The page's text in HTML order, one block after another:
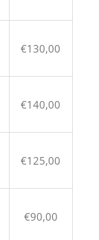
€130,00
€140,00
€125,00
€90,00